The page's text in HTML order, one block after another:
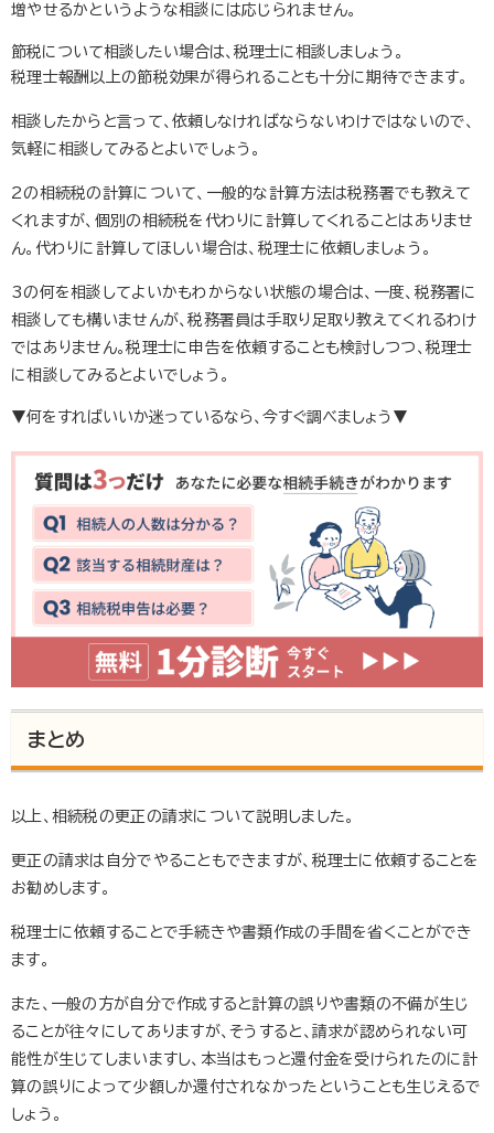
増やせるかというような相談には応じられません。
節税について相談したい場合は、税理士に相談しましょう。
税理士報酬以上の節税効果が得られることも十分に期待できます。
相談したからと言って、依頼しなければならないわけではないので、
気軽に相談してみるとよいでしょう。
2の相続税の計算について、一般的な計算方法は税務署でも教えて
くれますが、個別の相続税を代わりに計算してくれることはありませ
ん。代わりに計算してほしい場合は、税理士に依頼しましょう。
3の何を相談してよいかもわからない状態の場合は、一度、税務署に
相談しても構いませんが、税務署員は手取り足取り教えてくれるわけ
ではありません。税理士に申告を依頼することも検討しつつ、税理士
に相談してみるとよいでしょう。
▼何をすればいいか迷っているなら、今すぐ調べましょう▼
まとめ
以上、相続税の更正の請求について説明しました。
更正の請求は自分でやることもできますが、税理士に依頼することを
お勧めします。
税理士に依頼することで手続きや書類作成の手間を省くことができ
ます。
また、一般の方が自分で作成すると計算の誤りや書類の不備が生じ
ることが往々にしてありますが、そうすると、請求が認められない可
能性が生じてしまいますし、本当はもっと還付金を受けられたのに計
算の誤りによって少額しか還付されなかったということも生じえるで
しょう。